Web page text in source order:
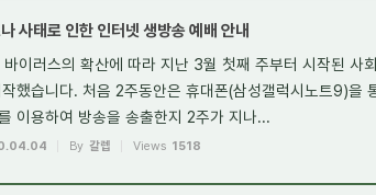
사태로 인한 인터넷 생방송 예배 안내
이러스의 확산에 따라 지난 3월 첫째 주부터 시작된 사
했습니다. 처음 2주동안은 휴대폰(삼성갤럭시노트9)을
이용하여 방송을 송출한지 2주가 지나...
By 갈렙 Views 1518